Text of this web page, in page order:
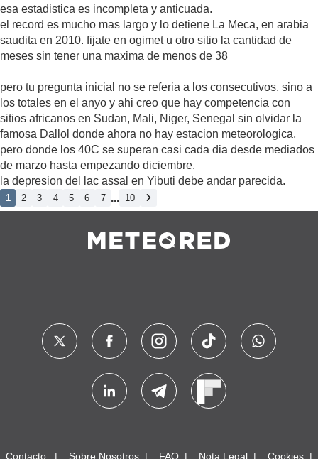
esa estadistica es incompleta y anticuada.
el record es mucho mas largo y lo detiene La Meca, en arabia
saudita en 2010. fijate en ogimet u otro sitio la cantidad de
meses sin tener una maxima de menos de 38
pero tu pregunta inicial no se referia a los consecutivos, sino a
los totales en el anyo y ahi creo que hay competencia con
sitios africanos en Sudan, Mali, Niger, Senegal sin olvidar la
famosa Dallol donde ahora no hay estacion meteorologica,
pero donde los 40C se superan casi cada dia desde mediados
de marzo hasta empezando diciembre.
la depresion del lac assal en Yibuti debe andar parecida.
1 2 3 4 5 6 7 ... 10
Contacto Sobre Nosotros FAQ Nota Legal Cookies